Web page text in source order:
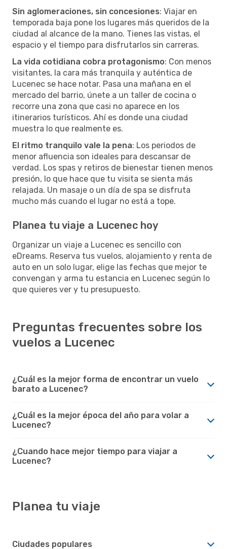
Sin aglomeraciones, sin concesiones: Viajar en
temporada baja pone los lugares más queridos de la
ciudad al alcance de la mano. Tienes las vistas, el
espacio y el tiempo para disfrutarlos sin carreras.
La vida cotidiana cobra protagonismo: Con menos
visitantes, la cara más tranquila y auténtica de
Lucenec se hace notar. Pasa una mañana en el
mercado del barrio, únete a un taller de cocina o
recorre una zona que casi no aparece en los
itinerarios turísticos. Ahí es donde una ciudad
muestra lo que realmente es.
El ritmo tranquilo vale la pena: Los periodos de
menor afluencia son ideales para descansar de
verdad. Los spas y retiros de bienestar tienen menos
presión, lo que hace que tu visita se sienta más
relajada. Un masaje o un día de spa se disfruta
mucho más cuando el lugar no está a tope.
Planea tu viaje a Lucenec hoy
Organizar un viaje a Lucenec es sencillo con
eDreams. Reserva tus vuelos, alojamiento y renta de
auto en un solo lugar, elige las fechas que mejor te
convengan y arma tu estancia en Lucenec según lo
que quieres ver y tu presupuesto.
Preguntas frecuentes sobre los
vuelos a Lucenec
¿Cuál es la mejor forma de encontrar un vuelo
barato a Lucenec?
¿Cuál es la mejor época del año para volar a
Lucenec?
¿Cuando hace mejor tiempo para viajar a
Lucenec?
Planea tu viaje
Ciudades populares